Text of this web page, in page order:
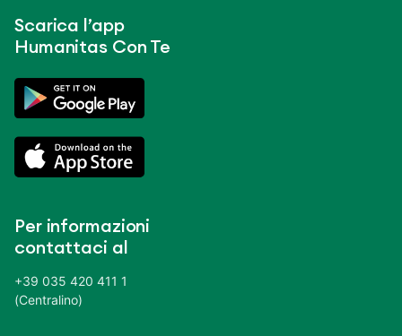
Scarica l’app
Humanitas Con Te
Per informazioni
contattaci al
+39 035 420 411 1
(Centralino)